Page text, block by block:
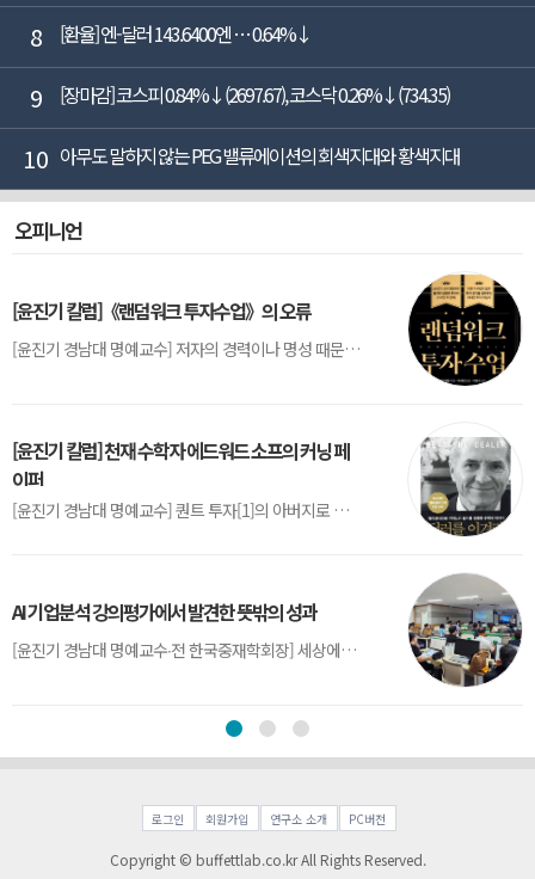
8 [환율] 엔-달러 143.6400엔 … 0.64%↓
9 [장마감] 코스피 0.84%↓(2697.67), 코스닥 0.26%↓(734.35)
10 아무도 말하지 않는 PEG 밸류에이션의 회색지대와 황색지대
오피니언
[윤진기 칼럼]《랜덤워크 투자수업》의 오류
[윤진기 경남대 명예교수] 저자의 경력이나 명성 때문인지 2020년에 번역 출판된 《랜덤워크 투자수업》(A Random Walk Down Wall Street) 12판은 표지부터가 거창하다. ‘45년간 12번 개정하며 철저히 검증한 투자서’, ‘전문가 부럽지 않은 투자 감각을 길러주는 위대한 투자지침서’ 라는 은빛 광고문구로 독자를 유혹한다.[1] 출판 50주...
[윤진기 칼럼] 천재 수학자 에드워드 소프의 커닝 페
이퍼
[윤진기 경남대 명예교수] 퀀트 투자[1]의 아버지로 불리는 에드워드 소프(Edward O. Thorp)는 수학계에서 천재로 알려진 인물이다. 그는 수학자이지만, 투자 업계에도 여러 가지 흥미로운 일화를 남겼다.수학을 이용하여 카지노를 이길 수 있는지가 궁금했던 그는 동료 교수가 소개해 준 블랙잭(Blackjack) 전략의 핵심을 손바닥 크기의 종이에 요...
AI 기업분석 강의평가에서 발견한 뜻밖의 성과
[윤진기 경남대 명예교수∙전 한국중재학회장] 세상에는 우연처럼 보이지만 인류의 진보를 이끌어낸 사건들이 있다. 영국의 알렉산더 플레밍(Alexander Fleming)이 곰팡이 핀 페트리 접시(Petri dish)를 버리지 않고[1] 관찰해 페니실린을 발견한 것은 그 대표적 사례다. 무심히 지나쳤다면 결코 없었을 혁신이었다.지난 7월 5일, 필자가 개발한 기업...
로그인 회원가입 연구소 소개 PC버전
Copyright © buffettlab.co.kr All Rights Reserved.